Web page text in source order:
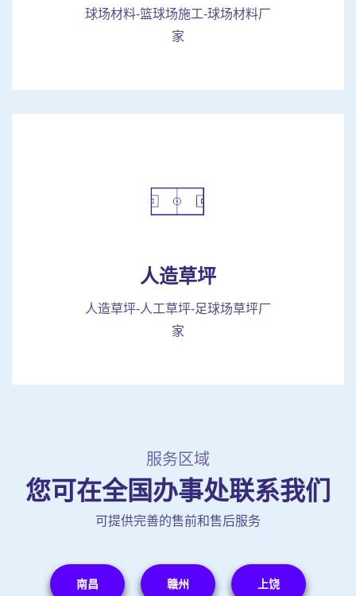
球场材料-篮球场施工-球场材料厂
家
人造草坪
人造草坪-人工草坪-足球场草坪厂
家
服务区域
您可在全国办事处联系我们
可提供完善的售前和售后服务
南昌 赣州 上饶